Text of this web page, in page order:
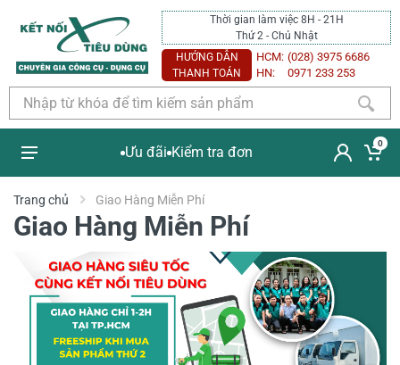
Thời gian làm việc 8H - 21H
Thứ 2 - Chủ Nhật
HƯỚNG DẪN
THANH TOÁN
HCM: (028) 3975 6686
HN:
0971 233 253
Ưu đãi Kiểm tra đơn
0
Trang chủ Giao Hàng Miễn Phí
Giao Hàng Miễn Phí